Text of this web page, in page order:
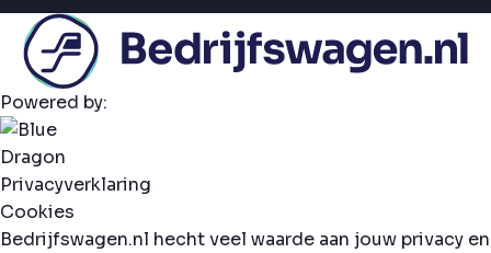
Powered by:
Privacyverklaring
Cookies
Bedrijfswagen.nl hecht veel waarde aan jouw privacy en